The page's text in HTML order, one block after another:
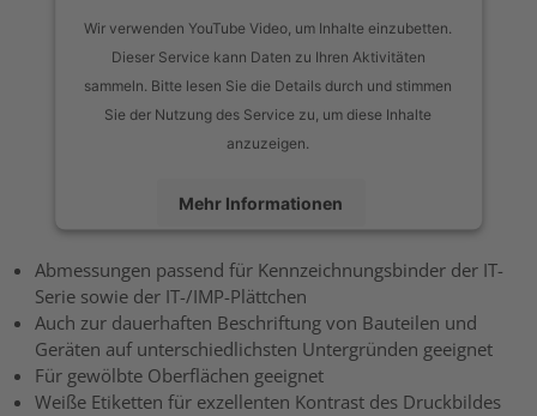
Wir verwenden YouTube Video, um Inhalte einzubetten.
Dieser Service kann Daten zu Ihren Aktivitäten
sammeln. Bitte lesen Sie die Details durch und stimmen
Sie der Nutzung des Service zu, um diese Inhalte
anzuzeigen.
Mehr Informationen
Akzeptieren
powered byUsercentrics Consent Management Platform
Abmessungen passend für Kennzeichnungsbinder der IT-
Serie sowie der IT-/IMP-Plättchen
Auch zur dauerhaften Beschriftung von Bauteilen und
Geräten auf unterschiedlichsten Untergründen geeignet
Für gewölbte Oberflächen geeignet
Weiße Etiketten für exzellenten Kontrast des Druckbildes